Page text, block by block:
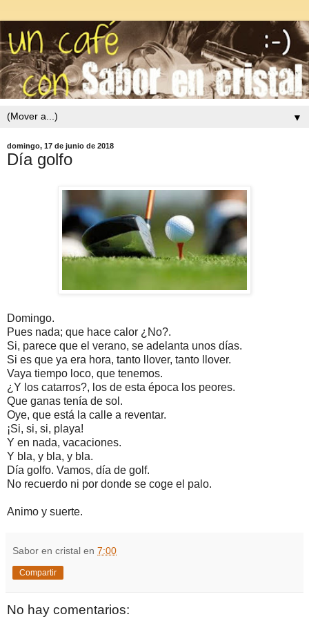
▼
domingo, 17 de junio de 2018
Día golfo
Domingo.
Pues nada; que hace calor ¿No?.
Si, parece que el verano, se adelanta unos días.
Si es que ya era hora, tanto llover, tanto llover.
Vaya tiempo loco, que tenemos.
¿Y los catarros?, los de esta época los peores.
Que ganas tenía de sol.
Oye, que está la calle a reventar.
¡Si, si, si, playa!
Y en nada, vacaciones.
Y bla, y bla, y bla.
Día golfo. Vamos, día de golf.
No recuerdo ni por donde se coge el palo.
Animo y suerte.
Sabor en cristal en 7:00
Compartir
No hay comentarios: